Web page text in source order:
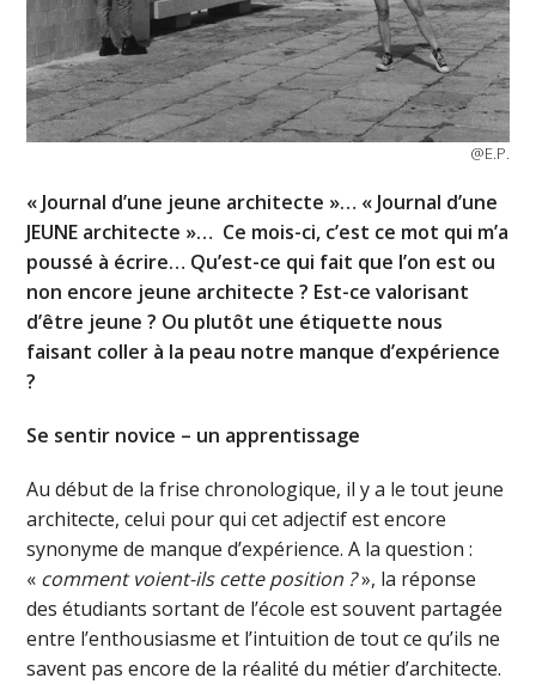
@E.P.
« Journal d’une jeune architecte »… « Journal d’une
JEUNE architecte »… Ce mois-ci, c’est ce mot qui m’a
poussé à écrire… Qu’est-ce qui fait que l’on est ou
non encore jeune architecte ? Est-ce valorisant
d’être jeune ? Ou plutôt une étiquette nous
faisant coller à la peau notre manque d’expérience
?
Se sentir novice – un apprentissage
Au début de la frise chronologique, il y a le tout jeune
architecte, celui pour qui cet adjectif est encore
synonyme de manque d’expérience. A la question :
« comment voient-ils cette position ?», la réponse
des étudiants sortant de l’école est souvent partagée
entre l’enthousiasme et l’intuition de tout ce qu’ils ne
savent pas encore de la réalité du métier d’architecte.